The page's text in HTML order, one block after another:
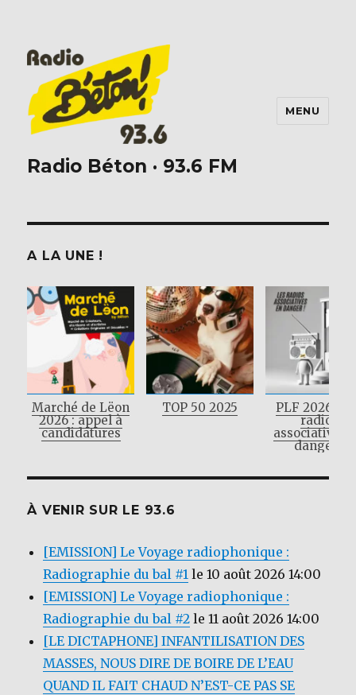
Radio Béton · 93.6 FM
MENU
A LA UNE !
Marché de Lëon
2026 : appel à
candidatures
TOP 50 2025
PLF 2026 :
radios
associatives
danger !
À VENIR SUR LE 93.6
[EMISSION] Le Voyage radiophonique :
Radiographie du bal #1 le 10 août 2026 14:00
[EMISSION] Le Voyage radiophonique :
Radiographie du bal #2 le 11 août 2026 14:00
[LE DICTAPHONE] INFANTILISATION DES
MASSES, NOUS DIRE DE BOIRE DE L’EAU
QUAND IL FAIT CHAUD N’EST-CE PAS SE